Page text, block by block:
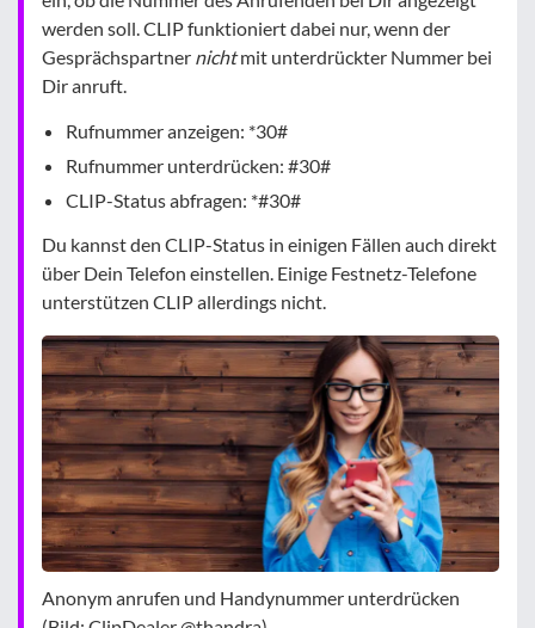
werden soll. CLIP funktioniert dabei nur, wenn der
Gesprächspartner nichtmit unterdrückter Nummer bei
Dir anruft.
Rufnummer anzeigen: *30#
Rufnummer unterdrücken: #30#
CLIP-Status abfragen: *#30#
Du kannst den CLIP-Status in einigen Fällen auch direkt
über Dein Telefon einstellen. Einige Festnetz-Telefone
unterstützen CLIP allerdings nicht.
Anonym anrufen und Handynummer unterdrücken